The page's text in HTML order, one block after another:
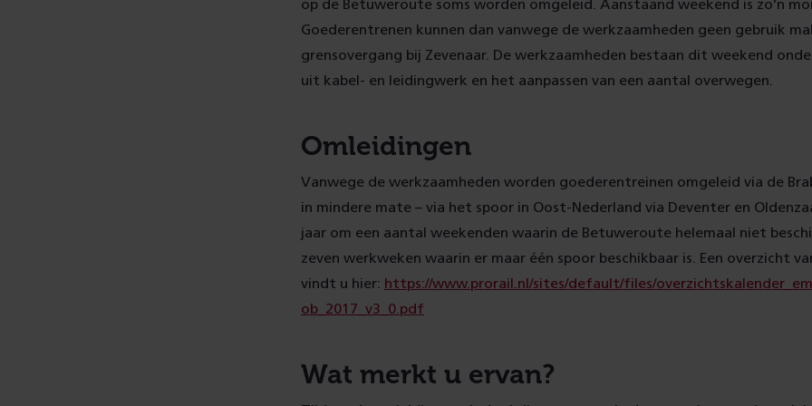
op de Betuweroute soms worden omgeleid. Aanstaand weekend is zo’n
Goederentrenen kunnen dan vanwege de werkzaamheden geen gebruik
grensovergang bij Zevenaar. De werkzaamheden bestaan dit weekend
uit kabel- en leidingwerk en het aanpassen van een aantal overwegen.
Omleidingen
Vanwege de werkzaamheden worden goederentreinen omgeleid via de
in mindere mate – via het spoor in Oost-Nederland via Deventer en
jaar om een aantal weekenden waarin de Betuweroute helemaal niet
zeven werkweken waarin er maar één spoor beschikbaar is. Een overzicht
vindt u hier: https://www.prorail.nl/sites/default/files/
ob_2017_v3_0.pdf
Wat merkt u ervan?